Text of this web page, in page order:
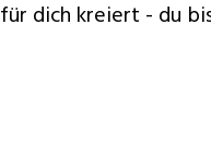
dich kreiert - du